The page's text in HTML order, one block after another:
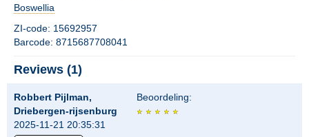
Boswellia
ZI-code: 15692957
Barcode: 8715687708041
Reviews (1)
Robbert Pijlman,
Driebergen-rijsenburg
2025-11-21 20:35:31
Beoordeling: